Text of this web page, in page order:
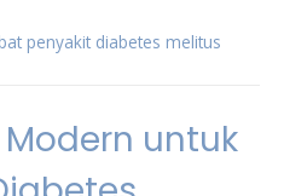
penyakit diabetes melitus
untuk